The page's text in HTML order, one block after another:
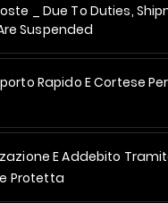
_ Due To Duties,
Suspended
Rapido E Cortese
E Addebito
Protetta